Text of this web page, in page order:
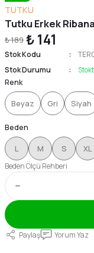
TUTKU
Tutku Erkek
₺ 189 ₺ 141
Stok Kodu
Stok Durumu
Renk
Beyaz
Gri Siyah
Beden
L
M S XL
Beden Ölçü Rehberi
Paylaş Yorum Yaz